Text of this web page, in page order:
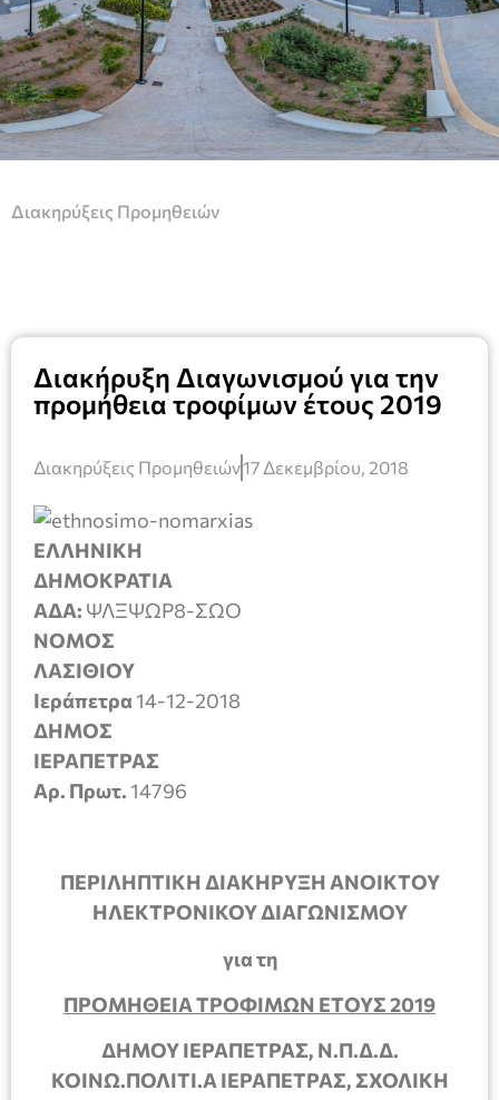
Διακηρύξεις Προμηθειών
Διακήρυξη Διαγωνισμού για την
προμήθεια τροφίμων έτους 2019
Διακηρύξεις Προμηθειών17 Δεκεμβρίου, 2018
ΕΛΛΗΝΙΚΗ
ΑΔΑ: ΨΛΞΨΩΡ8-ΣΩΟ
ΝΟΜΟΣ
Ιεράπετρα14-12-2018
ΔΗΜΟΣ
Αρ. Πρωτ.14796
ΠΕΡΙΛΗΠΤΙΚΗ ΔΙΑΚΗΡΥΞΗ ΑΝΟΙΚΤΟΥ
ΗΛΕΚΤΡΟΝΙΚΟΥ ΔΙΑΓΩΝΙΣΜΟΥ
για τη
ΠΡΟΜΗΘΕΙΑ ΤΡΟΦΙΜΩΝ ΕΤΟΥΣ 2019
ΔΗΜΟΥ ΙΕΡΑΠΕΤΡΑΣ, Ν.Π.Δ.Δ.
ΚΟΙΝΩ.ΠΟΛΙΤΙ.Α ΙΕΡΑΠΕΤΡΑΣ, ΣΧΟΛΙΚΗ